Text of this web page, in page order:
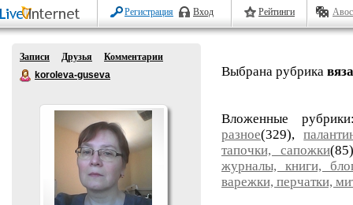
Регистрация Вход Рейтинги
Записи Друзья
Комментарии
koroleva-guseva
Выбрана рубрика
Вложенные
разное(329),
тапочки, сапожки
журналы, книги,
варежки, перчатки,